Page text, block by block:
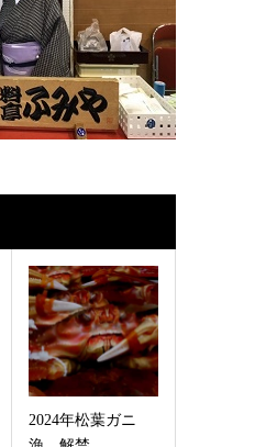
2024年松葉ガニ